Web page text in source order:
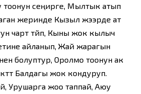
тоонун сеңирге, Мылтык атып
жеринде Кызыл жээрде ат
чарт түйүп, Кыны жок кылыч
айланып, Жай жарагын
болуптур, Оролмо тоонун ак
Балдагы жок кондуруп.
Урушарга жоо таппай, Аюу